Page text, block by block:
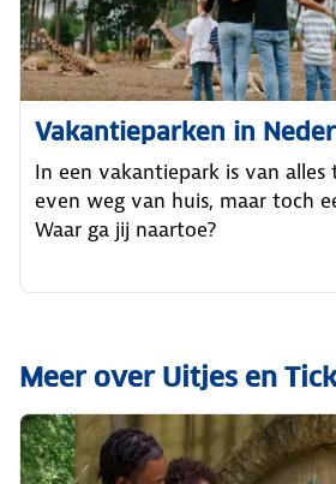
Vakantieparken in
In een vakantiepark is van alles
even weg van huis, maar toch
Waar ga jij naartoe?
Meer over Uitjes en